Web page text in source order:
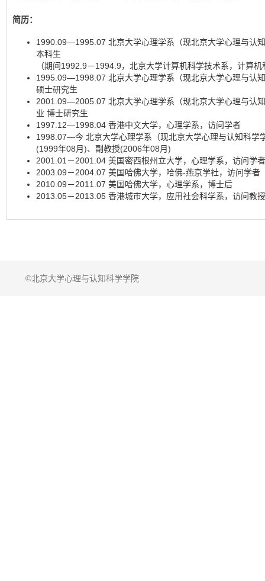
简历：
1990.09—1995.07 北京大学心理学系（现北京大学心理与认
本科生
（期间1992.9－1994.9，北京大学计算机科学技术系，计算
1995.09—1998.07 北京大学心理学系（现北京大学心理与认
硕士研究生
2001.09—2005.07 北京大学心理学系（现北京大学心理与认
业 博士研究生
1997.12—1998.04 香港中文大学，心理学系，访问学者
1998.07—今 北京大学心理学系（现北京大学心理与认知科学
(1999年08月)、副教授(2006年08月)
2001.01－2001.04 美国密西根州立大学，心理学系，访问学者
2003.09－2004.07 美国哈佛大学，哈佛-燕京学社，访问学者
2010.09－2011.07 美国哈佛大学，心理学系，博士后
2013.05－2013.05 香港城市大学，应用社会科学系，访问教授
©北京大学心理与认知科学学院